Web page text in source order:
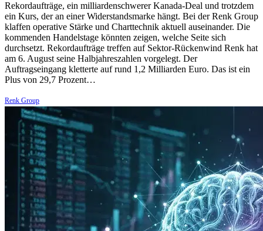
Rekordaufträge, ein milliardenschwerer Kanada-Deal und trotzdem
ein Kurs, der an einer Widerstandsmarke hängt. Bei der Renk Group
klaffen operative Stärke und Charttechnik aktuell auseinander. Die
kommenden Handelstage könnten zeigen, welche Seite sich
durchsetzt. Rekordaufträge treffen auf Sektor-Rückenwind Renk hat
am 6. August seine Halbjahreszahlen vorgelegt. Der
Auftragseingang kletterte auf rund 1,2 Milliarden Euro. Das ist ein
Plus von 29,7 Prozent…
Renk Group